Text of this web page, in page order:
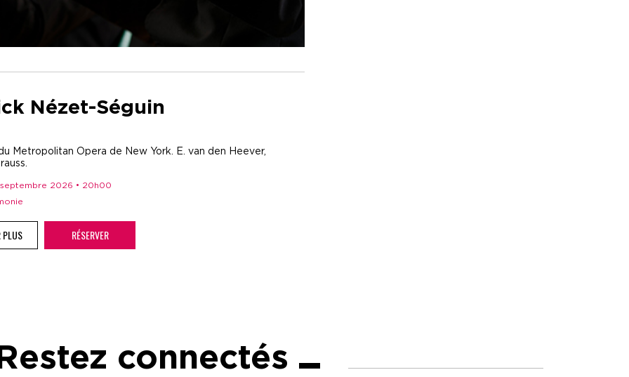
Nézet-Séguin
Metropolitan Opera de New York. E. van den Heever,
septembre 2026 • 20h00
PLUS RÉSERVER
connectés